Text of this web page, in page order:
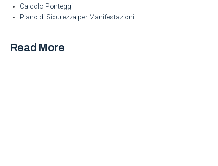
Calcolo Ponteggi
Piano di Sicurezza per Manifestazioni
Read More